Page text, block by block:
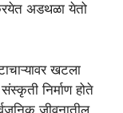
अडथळा येतो
खटला
निर्माण होते
जीवनातील